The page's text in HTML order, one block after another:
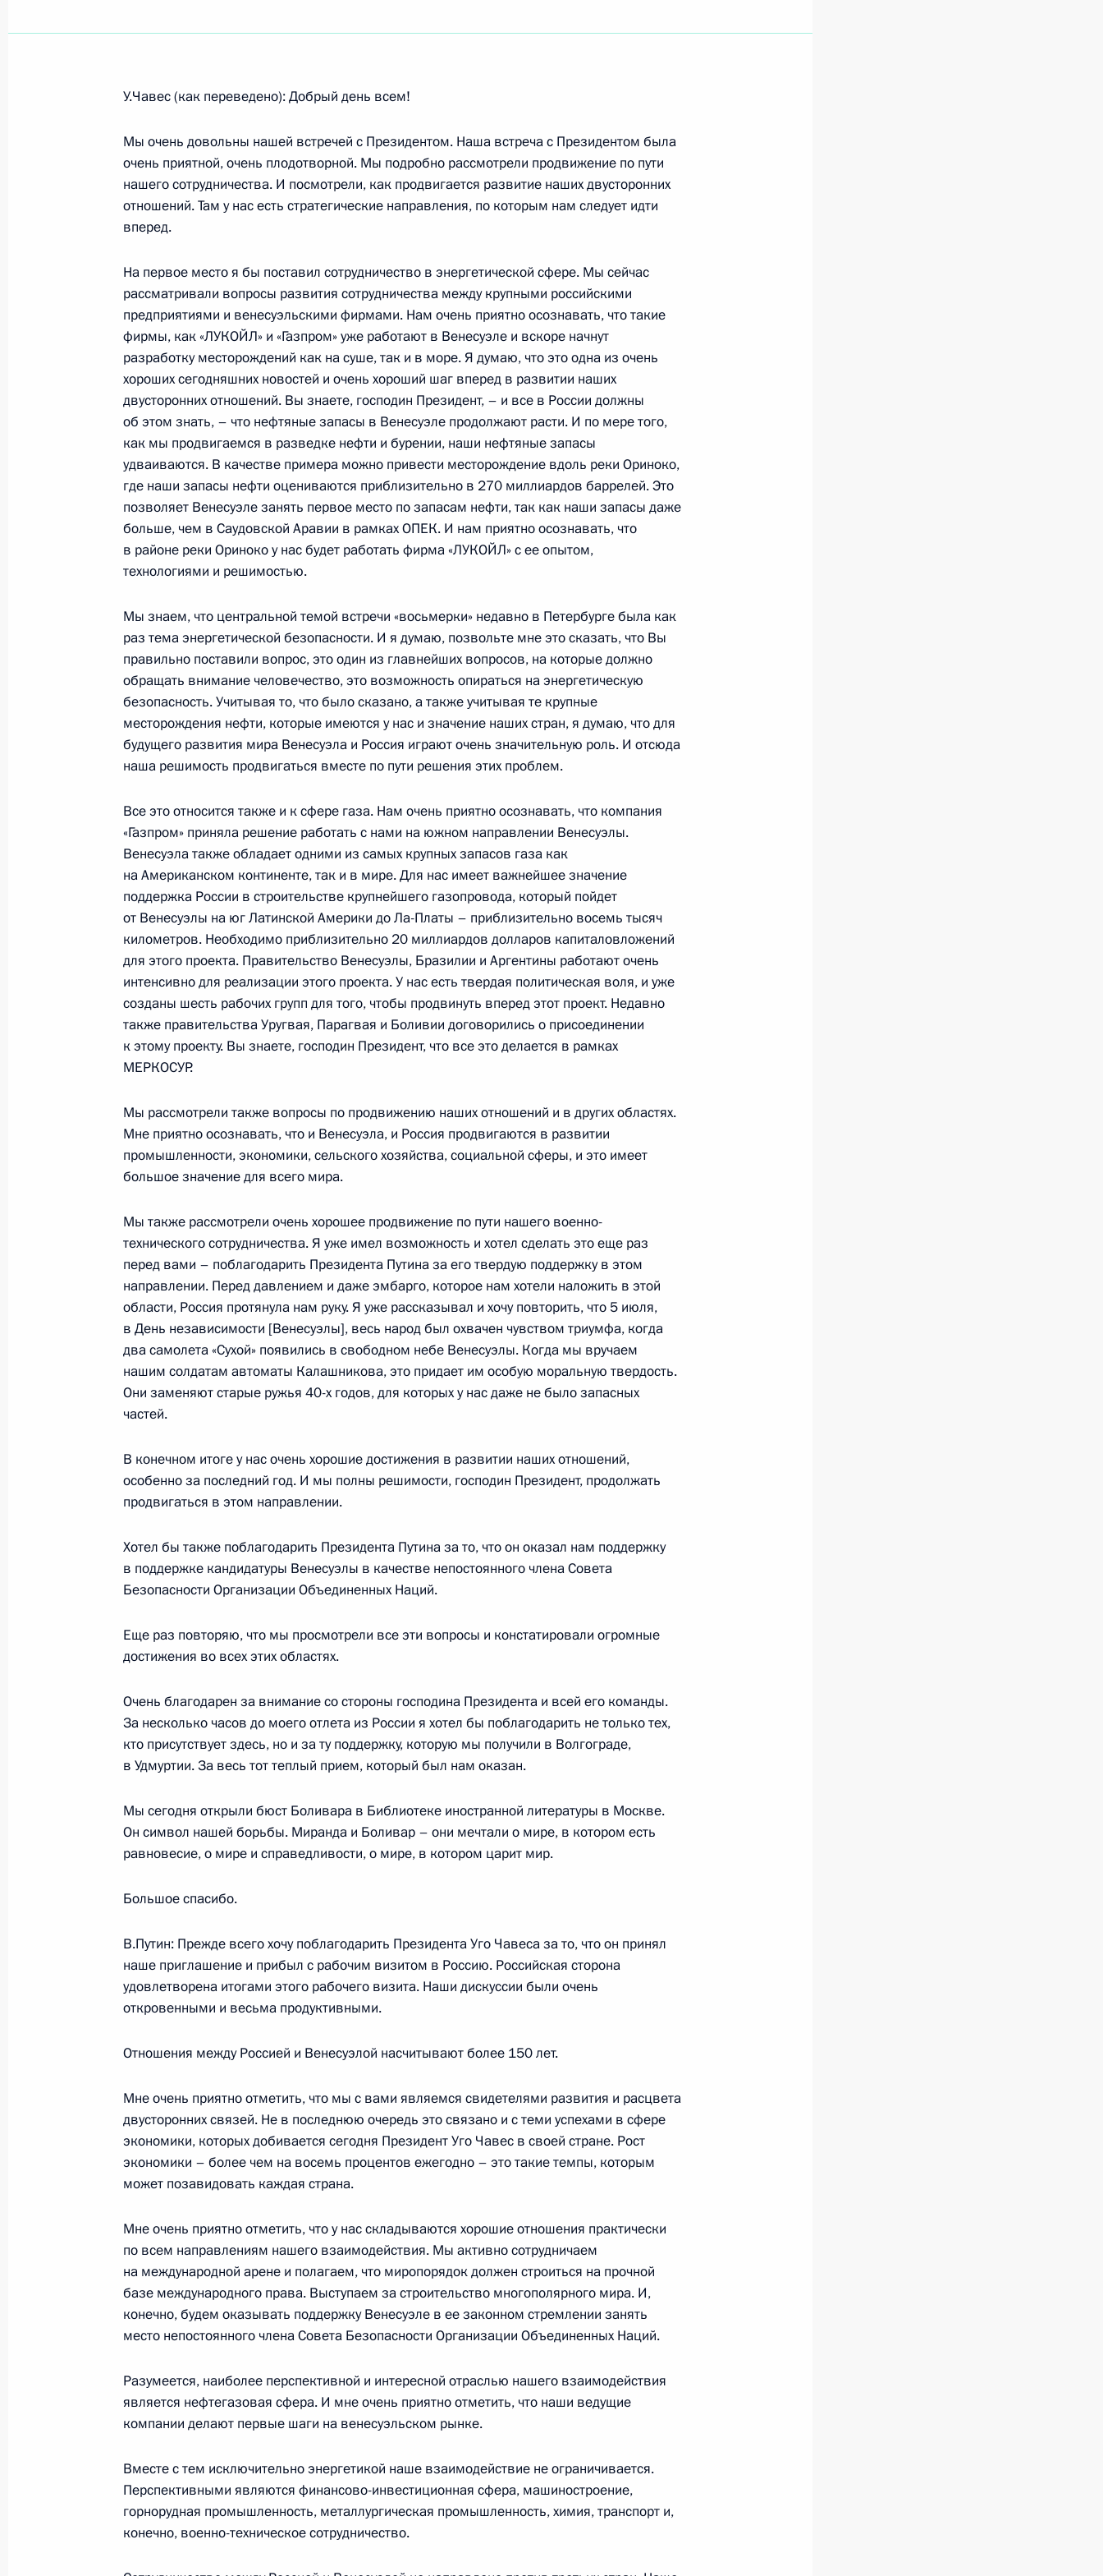
Начало рабочей встречи с полномочными представителями
Президента в Сибирском и Дальневосточном федеральных
округах Анатолием Квашниным и Камилем Исхаковым
14 августа 2006 года, 18:33
Начало встречи с руководителем Российской партии
пенсионеров Игорем Зотовым
14 августа 2006 года, 17:59 Сочи, Бочаров Ручей
11 августа 2006 года, пятница
Начало встречи с руководством компании «Боинг – гражданские
самолеты»
11 августа 2006 года, 16:37 Ново-Огарево
Выступление на церемонии открытия VI Всероссийских летних
сельских спортивных игр
10 августа 2006 года, 00:00
9 августа 2006 года, среда
9 августа 2006 года, 19:01 Москва, Кремль
Начало встречи с президентом «Альфа-банка» Петром Авеном
9 августа 2006 года, 17:30 Москва, Кремль
8 августа 2006 года, вторник
Начало рабочей встречи с Первым заместителем Председателя
Правительства Дмитрием Медведевым
8 августа 2006 года, 22:00
Начало встречи с Президентом Калмыкии Кирсаном
Илюмжиновым
Начало встречи с Президентом Молдавии Владимиром
Ворониным
8 августа 2006 года, 16:37 Москва, Кремль
7 августа 2006 года, понедельник
7 августа 2006 года, 14:30 Москва, Кремль
2 августа 2006 года, среда
Начало встречи с председателем наблюдательного совета
компании «Базовый элемент», председателем совета директоров
Ново-Огарево
1 августа 2006 года, вторник
Стенографический отчет о совещании с членами Правительства
27 июля 2006 года, четверг
Заявления для прессы по итогам российско-венесуэльских
27 июля 2006 года, 19:21 Москва, Большой Кремлевский дворец
составе
Начало встречи с Президентом Венесуэлы Уго Чавесом
27 июля 2006 года, 14:26 Москва, Кремль
26 июля 2006 года, среда
Выступление на встрече с высшими офицерами по случаю их
назначения на вышестоящие должности и присвоения им высших
воинских (специальных) званий
25 июля 2006 года, вторник
Начало встречи с министром иностранных дел Саудовской
Аравии принцем Саудом аль-Фейсалом
25 июля 2006 года, 19:53 Москва, Кремль
У.Чавес (как переведено): Добрый день всем!
Мы очень довольны нашей встречей с Президентом. Наша встреча с Президентом была
очень приятной, очень плодотворной. Мы подробно рассмотрели продвижение по пути
нашего сотрудничества. И посмотрели, как продвигается развитие наших двусторонних
отношений. Там у нас есть стратегические направления, по которым нам следует идти
вперед.
На первое место я бы поставил сотрудничество в энергетической сфере. Мы сейчас
рассматривали вопросы развития сотрудничества между крупными российскими
предприятиями и венесуэльскими фирмами. Нам очень приятно осознавать, что такие
фирмы, как «ЛУКОЙЛ» и «Газпром» уже работают в Венесуэле и вскоре начнут
разработку месторождений как на суше, так и в море. Я думаю, что это одна из очень
хороших сегодняшних новостей и очень хороший шаг вперед в развитии наших
двусторонних отношений. Вы знаете, господин Президент, – и все в России должны
об этом знать, – что нефтяные запасы в Венесуэле продолжают расти. И по мере того,
как мы продвигаемся в разведке нефти и бурении, наши нефтяные запасы
удваиваются. В качестве примера можно привести месторождение вдоль реки Ориноко,
где наши запасы нефти оцениваются приблизительно в 270 миллиардов баррелей. Это
позволяет Венесуэле занять первое место по запасам нефти, так как наши запасы даже
больше, чем в Саудовской Аравии в рамках ОПЕК. И нам приятно осознавать, что
в районе реки Ориноко у нас будет работать фирма «ЛУКОЙЛ» с ее опытом,
технологиями и решимостью.
Мы знаем, что центральной темой встречи «восьмерки» недавно в Петербурге была как
раз тема энергетической безопасности. И я думаю, позвольте мне это сказать, что Вы
правильно поставили вопрос, это один из главнейших вопросов, на которые должно
обращать внимание человечество, это возможность опираться на энергетическую
безопасность. Учитывая то, что было сказано, а также учитывая те крупные
месторождения нефти, которые имеются у нас и значение наших стран, я думаю, что для
будущего развития мира Венесуэла и Россия играют очень значительную роль. И отсюда
наша решимость продвигаться вместе по пути решения этих проблем.
Все это относится также и к сфере газа. Нам очень приятно осознавать, что компания
«Газпром» приняла решение работать с нами на южном направлении Венесуэлы.
Венесуэла также обладает одними из самых крупных запасов газа как
на Американском континенте, так и в мире. Для нас имеет важнейшее значение
поддержка России в строительстве крупнейшего газопровода, который пойдет
от Венесуэлы на юг Латинской Америки до Ла-Платы – приблизительно восемь тысяч
километров. Необходимо приблизительно 20 миллиардов долларов капиталовложений
для этого проекта. Правительство Венесуэлы, Бразилии и Аргентины работают очень
интенсивно для реализации этого проекта. У нас есть твердая политическая воля, и уже
созданы шесть рабочих групп для того, чтобы продвинуть вперед этот проект. Недавно
также правительства Уругвая, Парагвая и Боливии договорились о присоединении
к этому проекту. Вы знаете, господин Президент, что все это делается в рамках
МЕРКОСУР.
Мы рассмотрели также вопросы по продвижению наших отношений и в других областях.
Мне приятно осознавать, что и Венесуэла, и Россия продвигаются в развитии
промышленности, экономики, сельского хозяйства, социальной сферы, и это имеет
большое значение для всего мира.
Мы также рассмотрели очень хорошее продвижение по пути нашего военно-
технического сотрудничества. Я уже имел возможность и хотел сделать это еще раз
перед вами – поблагодарить Президента Путина за его твердую поддержку в этом
направлении. Перед давлением и даже эмбарго, которое нам хотели наложить в этой
области, Россия протянула нам руку. Я уже рассказывал и хочу повторить, что 5 июля,
в День независимости [Венесуэлы], весь народ был охвачен чувством триумфа, когда
два самолета «Сухой» появились в свободном небе Венесуэлы. Когда мы вручаем
нашим солдатам автоматы Калашникова, это придает им особую моральную твердость.
Они заменяют старые ружья 40-х годов, для которых у нас даже не было запасных
частей.
В конечном итоге у нас очень хорошие достижения в развитии наших отношений,
особенно за последний год. И мы полны решимости, господин Президент, продолжать
продвигаться в этом направлении.
Хотел бы также поблагодарить Президента Путина за то, что он оказал нам поддержку
в поддержке кандидатуры Венесуэлы в качестве непостоянного члена Совета
Безопасности Организации Объединенных Наций.
Еще раз повторяю, что мы просмотрели все эти вопросы и констатировали огромные
достижения во всех этих областях.
Очень благодарен за внимание со стороны господина Президента и всей его команды.
За несколько часов до моего отлета из России я хотел бы поблагодарить не только тех,
кто присутствует здесь, но и за ту поддержку, которую мы получили в Волгограде,
в Удмуртии. За весь тот теплый прием, который был нам оказан.
Мы сегодня открыли бюст Боливара в Библиотеке иностранной литературы в Москве.
Он символ нашей борьбы. Миранда и Боливар – они мечтали о мире, в котором есть
равновесие, о мире и справедливости, о мире, в котором царит мир.
Большое спасибо.
В.Путин: Прежде всего хочу поблагодарить Президента Уго Чавеса за то, что он принял
наше приглашение и прибыл с рабочим визитом в Россию. Российская сторона
удовлетворена итогами этого рабочего визита. Наши дискуссии были очень
откровенными и весьма продуктивными.
Отношения между Россией и Венесуэлой насчитывают более 150 лет.
Мне очень приятно отметить, что мы с вами являемся свидетелями развития и расцвета
двусторонних связей. Не в последнюю очередь это связано и с теми успехами в сфере
экономики, которых добивается сегодня Президент Уго Чавес в своей стране. Рост
экономики – более чем на восемь процентов ежегодно – это такие темпы, которым
может позавидовать каждая страна.
Мне очень приятно отметить, что у нас складываются хорошие отношения практически
по всем направлениям нашего взаимодействия. Мы активно сотрудничаем
на международной арене и полагаем, что миропорядок должен строиться на прочной
базе международного права. Выступаем за строительство многополярного мира. И,
конечно, будем оказывать поддержку Венесуэле в ее законном стремлении занять
место непостоянного члена Совета Безопасности Организации Объединенных Наций.
Разумеется, наиболее перспективной и интересной отраслью нашего взаимодействия
является нефтегазовая сфера. И мне очень приятно отметить, что наши ведущие
компании делают первые шаги на венесуэльском рынке.
Вместе с тем исключительно энергетикой наше взаимодействие не ограничивается.
Перспективными являются финансово-инвестиционная сфера, машиностроение,
горнорудная промышленность, металлургическая промышленность, химия, транспорт и,
конечно, военно-техническое сотрудничество.